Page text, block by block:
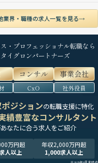
業界・職種の求人一覧を見る
・プロフェッショナル転職なら
タイグロンパートナーズ
コンサル 事業会社
CxO 社外役員
ジションの転職支援に特化
績豊富なコンサルタント
あなたに合う求人をご紹介
万円超
人以上
年収2,000万円超
1,000求人以上
※2025年9月末時点